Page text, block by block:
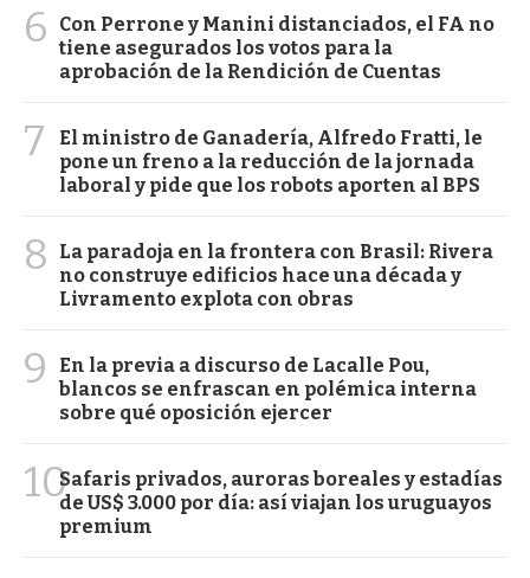
6
Con Perrone y Manini distanciados, el FA no
tiene asegurados los votos para la
aprobación de la Rendición de Cuentas
7
El ministro de Ganadería, Alfredo Fratti, le
pone un freno a la reducción de la jornada
laboral y pide que los robots aporten al BPS
8
La paradoja en la frontera con Brasil: Rivera
no construye edificios hace una década y
Livramento explota con obras
9
En la previa a discurso de Lacalle Pou,
blancos se enfrascan en polémica interna
sobre qué oposición ejercer
10Safaris privados, auroras boreales y estadías
de US$ 3.000 por día: así viajan los uruguayos
premium